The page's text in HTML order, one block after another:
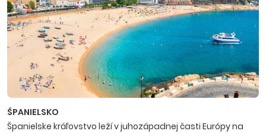
ŠPANIELSKO
Španielske kráľovstvo leží v juhozápadnej časti Európy na